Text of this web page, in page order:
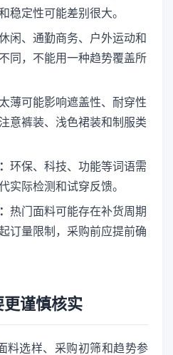
稳定性可能差别很大。
闲、通勤商务、户外运动和
同，不能用一种趋势覆盖所
薄可能影响遮盖性、耐穿性
意裤装、浅色裙装和制服类
环保、科技、功能等词语需
实际检测和试穿反馈。
热门面料可能存在补货周期
订量限制，采购前应提前确
谨慎核实
料选样、采购初筛和趋势参